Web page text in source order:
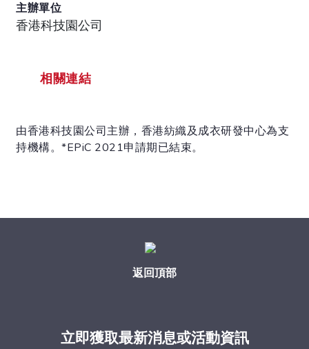
主辦單位
香港科技園公司
相關連結
由香港科技園公司主辦，香港紡織及成衣研發中心為支
持機構。*EPiC 2021申請期已結束。
返回頂部
立即獲取最新消息或活動資訊